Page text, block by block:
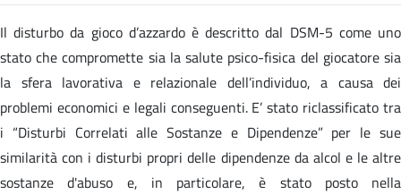
Il disturbo da gioco d’azzardo è descritto dal DSM-5 come uno
stato che compromette sia la salute psico-fisica del giocatore sia
la sfera lavorativa e relazionale dell’individuo, a causa dei
problemi economici e legali conseguenti. E’ stato riclassificato tra
i “Disturbi Correlati alle Sostanze e Dipendenze” per le sue
similarità con i disturbi propri delle dipendenze da alcol e le altre
sostanze d'abuso e, in particolare, è stato posto nella